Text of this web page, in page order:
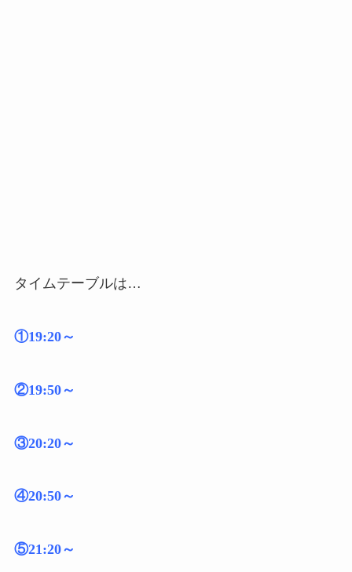
タイムテーブルは…
①19:20～
②19:50～
③20:20～
④20:50～
⑤21:20～